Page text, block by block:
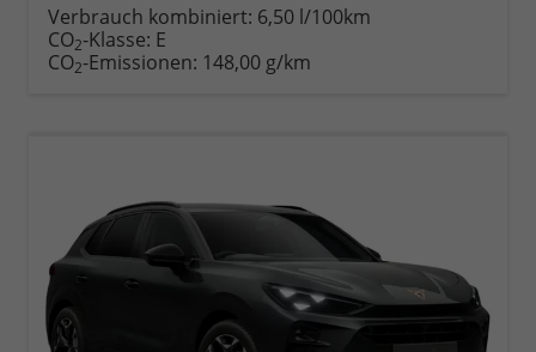
anfordern
Datei,
Verbrauch kombiniert: 6,50 l/100km
CO2-Klasse: E
CO2-Emissionen: 148,00 g/km